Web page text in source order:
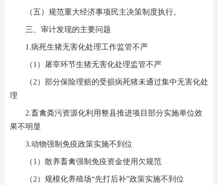
（五）规范重大经济事项民主决策制度执行。
三、审计发现的主要问题
1.病死生猪无害化处理工作监管不严
（1）屠宰环节生猪无害化处理监管不严
（2）部分保险理赔的受损病死猪未通过集中无害化处
理
2.畜禽粪污资源化利用整县推进项目部分实施单位效
果不明显
3.动物强制免疫政策实施不到位
（1）散养畜禽强制免疫资金使用欠规范
（2）规模化养殖场“先打后补”政策实施不到位